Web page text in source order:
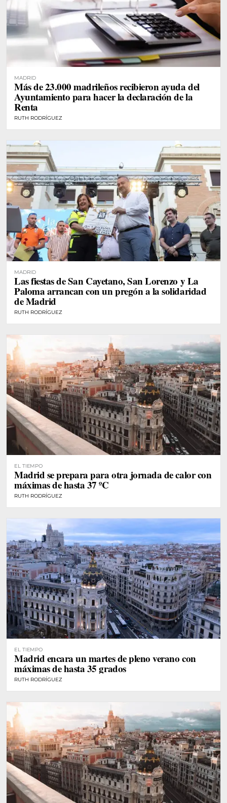
MADRID
Más de 23.000 madrileños recibieron ayuda del
Ayuntamiento para hacer la declaración de la
Renta
RUTH RODRÍGUEZ
MADRID
Las fiestas de San Cayetano, San Lorenzo y La
Paloma arrancan con un pregón a la solidaridad
de Madrid
RUTH RODRÍGUEZ
EL TIEMPO
Madrid se prepara para otra jornada de calor con
máximas de hasta 37 ºC
RUTH RODRÍGUEZ
EL TIEMPO
Madrid encara un martes de pleno verano con
máximas de hasta 35 grados
RUTH RODRÍGUEZ